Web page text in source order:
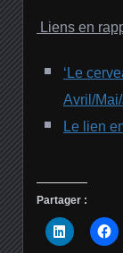
Liens en
‘Le
Avril/
Le lien
Partager :